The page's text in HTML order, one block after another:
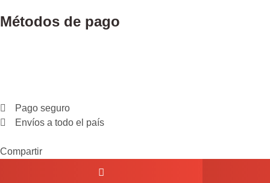
Métodos de pago
Pago seguro
Envíos a todo el país
Compartir